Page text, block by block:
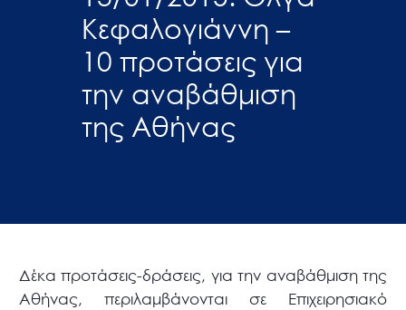
Κεφαλογιάννη –
10 προτάσεις για
την αναβάθμιση
της Αθήνας
Δέκα προτάσεις-δράσεις, για την αναβάθμιση της
Αθήνας, περιλαμβάνονται σε Επιχειρησιακό